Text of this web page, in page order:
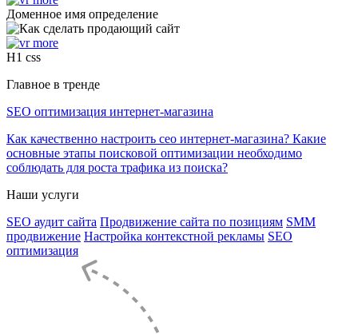
Доменное имя определение
H1 css
Главное в тренде
SEO оптимизация интернет-магазина
Как качественно настроить сео интернет-магазина? Какие
основные этапы поисковой оптимизации необходимо
соблюдать для роста трафика из поиска?
Наши услуги
SEO аудит сайта Продвижение сайта по позициям SMM
продвижение Настройка контекстной рекламы SEO
оптимизация